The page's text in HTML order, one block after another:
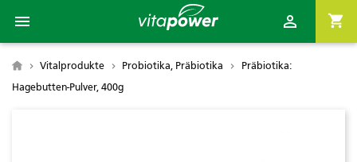
 shopping_cart

Vitalprodukte Probiotika, Präbiotika
Präbiotika:
Hagebutten-Pulver, 400g